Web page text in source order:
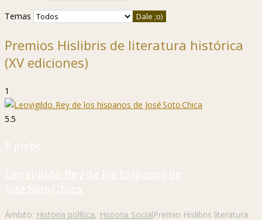
Temas
Premios Hislibris de literatura histórica
(XV ediciones)
1
5.5
P. plebe
Leovigildo. Rey de los hispanos de
José Soto Chica
Ámbito: Historia política, Historia SocialPremio Hislibris literatura